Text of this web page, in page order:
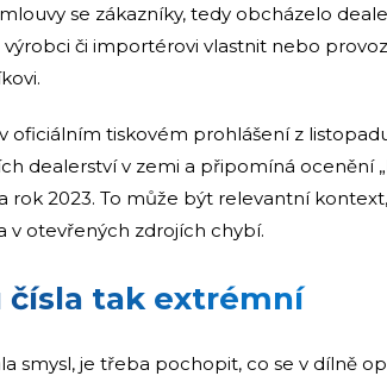
se zákazníky, tedy obcházelo
výrobci či importérovi vlastnit nebo
oficiálním tiskovém prohlášení z
dealerství v zemi a připomíná ocenění
rok 2023. To může být relevantní
v otevřených zdrojích chybí.
čísla tak extrémní
smysl, je třeba pochopit, co se v dílně